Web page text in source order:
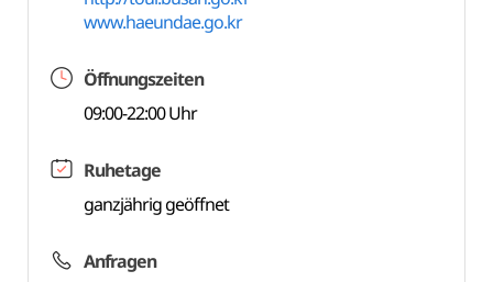
www.haeundae.go.kr
Öffnungszeiten
09:00-22:00 Uhr
Ruhetage
ganzjährig geöffnet
Anfragen